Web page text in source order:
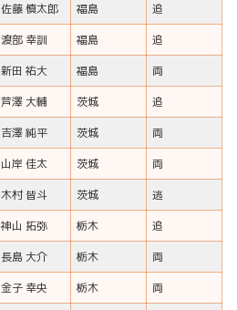
佐藤 慎太郎 福島
追
渡部 幸訓 福島
追
新田 祐大 福島
両
芦澤 大輔 茨城
追
吉澤 純平 茨城
両
山岸 佳太 茨城
両
木村 皆斗 茨城
逃
神山 拓弥 栃木
追
長島 大介 栃木
両
金子 幸央 栃木
両